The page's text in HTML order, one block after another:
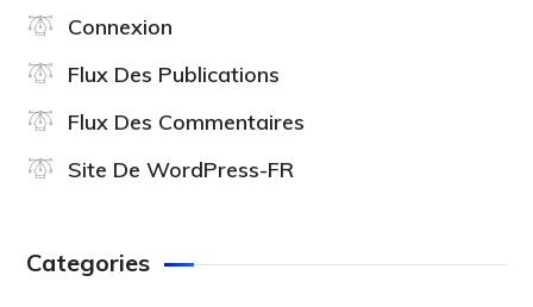
Connexion
Flux Des Publications
Flux Des Commentaires
Site De WordPress-FR
Categories